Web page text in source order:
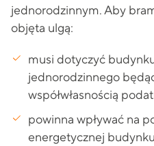
jednorodzinnym. Aby
objęta ulgą:
musi dotyczyć
jednorodzinnego
współwłasnością
powinna wpływać na
energetycznej